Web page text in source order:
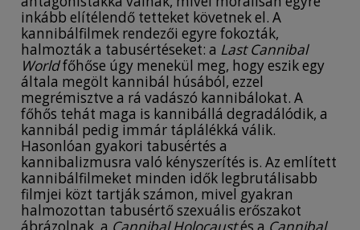
inkább elítélendő tetteket követnek el. A
kannibálfilmek rendezői egyre fokozták,
halmozták a tabusértéseket: a Last Cannibal
Worldfőhőse úgy menekül meg, hogy eszik egy
általa megölt kannibál húsából, ezzel
megrémisztve a rá vadászó kannibálokat. A
főhős tehát maga is kannibállá degradálódik, a
kannibál pedig immár táplálékká válik.
Hasonlóan gyakori tabusértés a
kannibalizmusra való kényszerítés is. Az említett
kannibálfilmeket minden idők legbrutálisabb
filmjei közt tartják számon, mivel gyakran
halmozottan tabusértő szexuális erőszakot